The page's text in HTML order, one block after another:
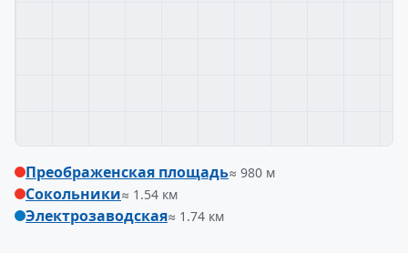
Преображенская площадь≈ 980 м
Сокольники≈ 1.54 км
Электрозаводская≈ 1.74 км